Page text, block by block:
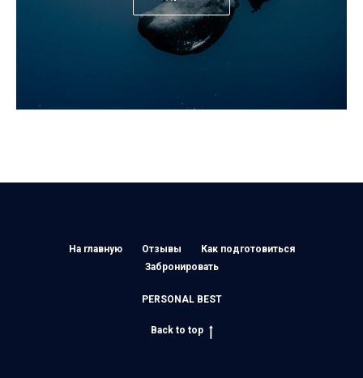
На главную Отзывы
Как подготовиться
Забронировать
PERSONAL BEST
Back to top